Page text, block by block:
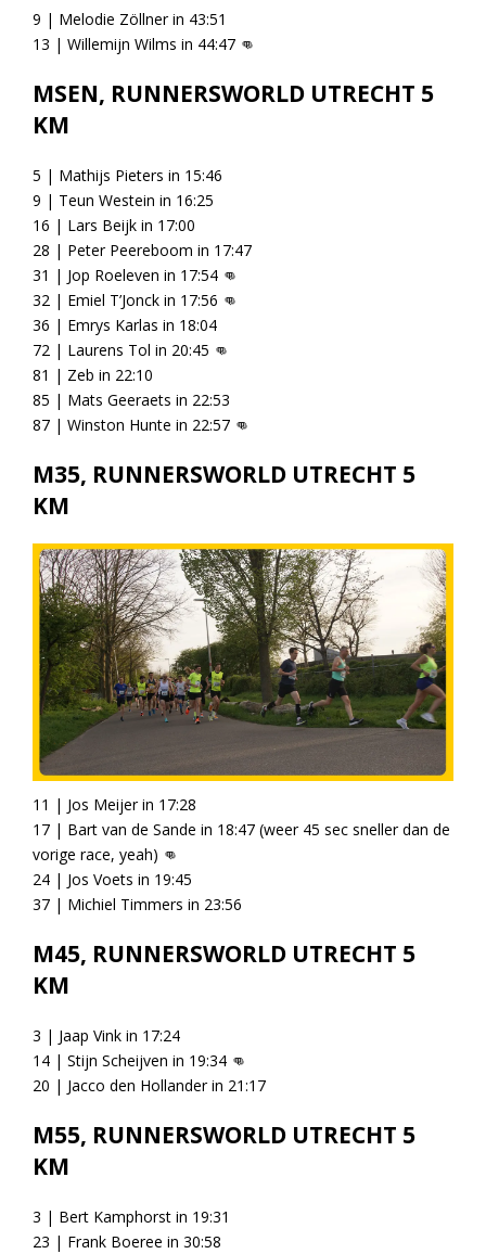
9 | Melodie Zöllner in 43:51
13 | Willemijn Wilms in 44:47 👊
MSEN, RUNNERSWORLD UTRECHT 5
KM
5 | Mathijs Pieters in 15:46
9 | Teun Westein in 16:25
16 | Lars Beijk in 17:00
28 | Peter Peereboom in 17:47
31 | Jop Roeleven in 17:54 👊
32 | Emiel T’Jonck in 17:56 👊
36 | Emrys Karlas in 18:04
72 | Laurens Tol in 20:45 👊
81 | Zeb in 22:10
85 | Mats Geeraets in 22:53
87 | Winston Hunte in 22:57 👊
M35, RUNNERSWORLD UTRECHT 5
KM
11 | Jos Meijer in 17:28
17 | Bart van de Sande in 18:47 (weer 45 sec sneller dan de
vorige race, yeah) 👊
24 | Jos Voets in 19:45
37 | Michiel Timmers in 23:56
M45, RUNNERSWORLD UTRECHT 5
KM
3 | Jaap Vink in 17:24
14 | Stijn Scheijven in 19:34 👊
20 | Jacco den Hollander in 21:17
M55, RUNNERSWORLD UTRECHT 5
KM
3 | Bert Kamphorst in 19:31
23 | Frank Boeree in 30:58